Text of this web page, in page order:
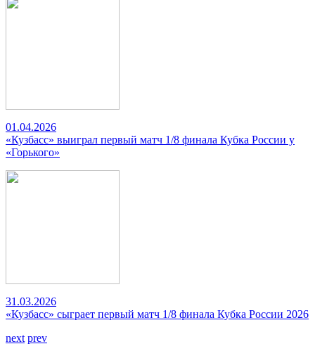
01.04.2026
«Кузбасс» выиграл первый матч 1/8 финала Кубка России у
«Горького»
31.03.2026
«Кузбасс» сыграет первый матч 1/8 финала Кубка России 2026
next prev